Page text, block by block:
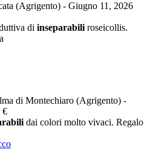
(Agrigento) - Giugno 11, 2026
di inseparabili roseicollis.
di Montechiaro (Agrigento) -
€
dai colori molto vivaci. Regalo